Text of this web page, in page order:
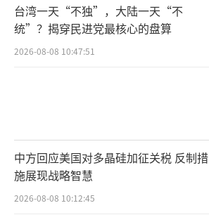
台湾一天“不独”，大陆一天“不
统”？揭穿民进党最核心的盘算
2026-08-08 10:47:51
中方回应美国对多晶硅加征关税 反制措
施展现战略智慧
2026-08-08 10:12:45